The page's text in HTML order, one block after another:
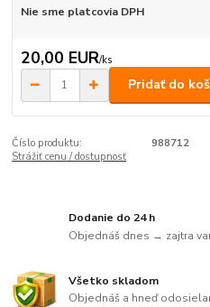
Nie sme platcovia DPH
20,00 EUR/ks
Pridať do
Číslo produktu:
988712
Strážiť cenu / dostupnosť
Dodanie do 24 h
Objednáš dnes → zajtra
Všetko skladom
Objednáš a hneď